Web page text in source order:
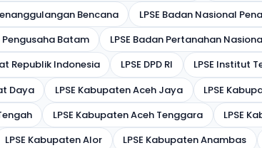
Bencana
LPSE Badan Nasional
Pengusaha Batam LPSE Badan Pertanahan
Republik Indonesia LPSE DPD RI
LPSE Institut
Daya LPSE Kabupaten Aceh Jaya
LPSE
LPSE Kabupaten Aceh Tenggara
LPSE
LPSE Kabupaten Alor LPSE Kabupaten Anambas